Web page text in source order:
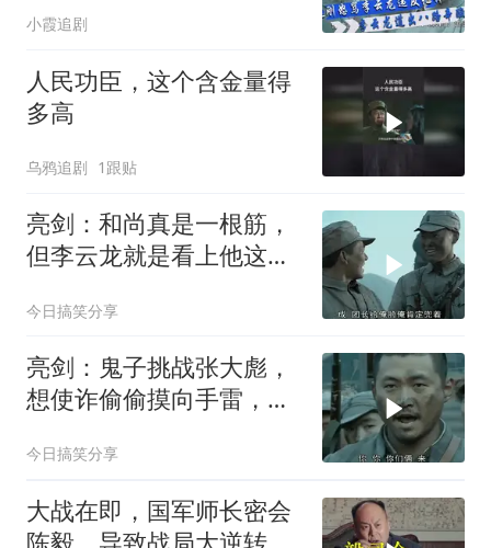
小霞追剧
人民功臣，这个含金量得
多高
乌鸦追剧 1跟贴
亮剑：和尚真是一根筋，
但李云龙就是看上他这
今日搞笑分享
亮剑：鬼子挑战张大彪，
想使诈偷偷摸向手雷，被
今日搞笑分享
大战在即，国军师长密会